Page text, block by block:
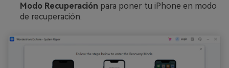
Modo Recuperación para poner tu iPhone en modo
de recuperación.